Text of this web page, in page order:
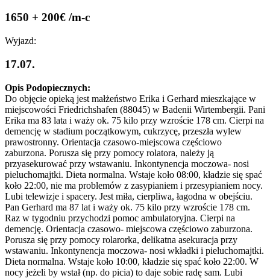
1650 + 200€ /m-c
Wyjazd:
17.07.
Opis Podopiecznych:
Do objęcie opieką jest małżeństwo Erika i Gerhard mieszkające w
miejscowości Friedrichshafen (88045) w Badenii Wirtembergii. Pani
Erika ma 83 lata i waży ok. 75 kilo przy wzroście 178 cm. Cierpi na
demencję w stadium początkowym, cukrzycę, przeszła wylew
prawostronny. Orientacja czasowo-miejscowa częściowo
zaburzona. Porusza się przy pomocy rolatora, należy ją
przyasekurować przy wstawaniu. Inkontynencja moczowa- nosi
pieluchomajtki. Dieta normalna. Wstaje koło 08:00, kładzie się spać
koło 22:00, nie ma problemów z zasypianiem i przesypianiem nocy.
Lubi telewizje i spacery. Jest miła, cierpliwa, łagodna w obejściu.
Pan Gerhard ma 87 lat i waży ok. 75 kilo przy wzroście 178 cm.
Raz w tygodniu przychodzi pomoc ambulatoryjna. Cierpi na
demencję. Orientacja czasowo- miejscowa częściowo zaburzona.
Porusza się przy pomocy rolarorka, delikatna asekuracja przy
wstawaniu. Inkontynencja moczowa- nosi wkładki i pieluchomajtki.
Dieta normalna. Wstaje koło 10:00, kładzie się spać koło 22:00. W
nocy jeżeli by wstał (np. do picia) to daje sobie radę sam. Lubi